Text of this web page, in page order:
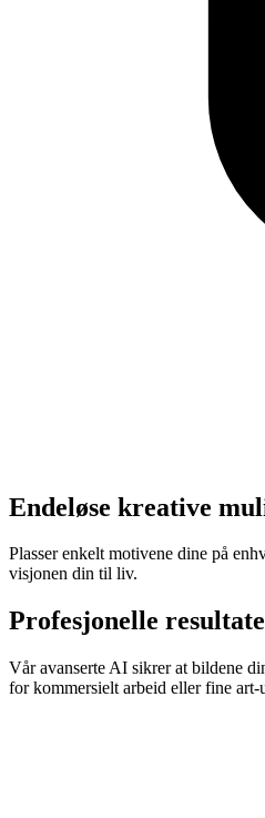
Endeløse kreative
Plasser enkelt motivene dine på
visjonen din til liv.
Profesjonelle
Vår avanserte AI sikrer at bildene
for kommersielt arbeid eller fine art-